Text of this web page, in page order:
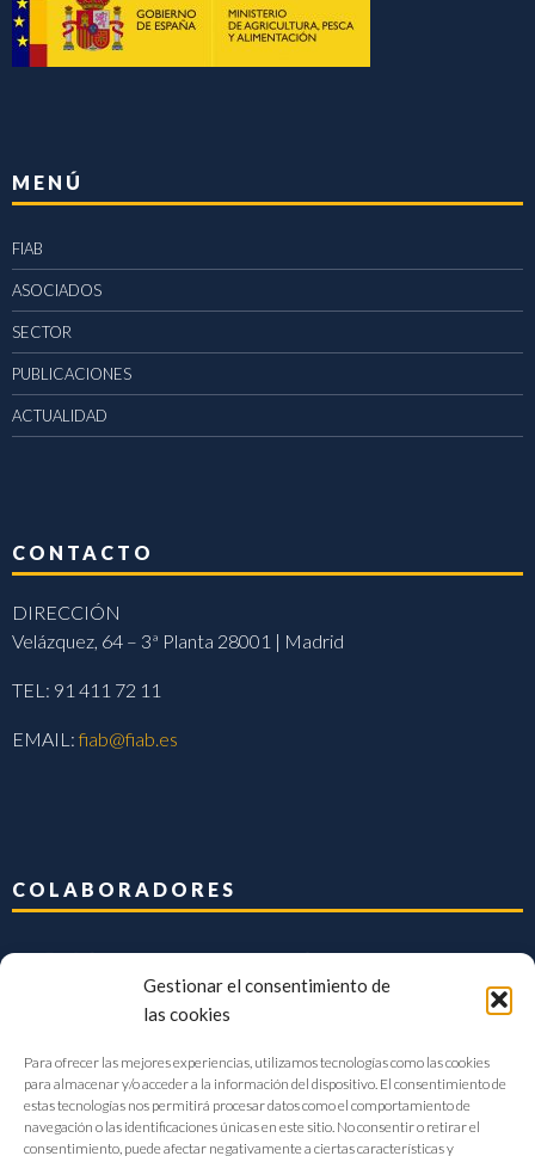
Gestionar el consentimiento de
las cookies
Para ofrecer las mejores experiencias, utilizamos tecnologías como las cookies
para almacenar y/o acceder a la información del dispositivo. El consentimiento de
estas tecnologías nos permitirá procesar datos como el comportamiento de
navegación o las identificaciones únicas en este sitio. No consentir o retirar el
consentimiento, puede afectar negativamente a ciertas características y
MENÚ
FIAB
ASOCIADOS
SECTOR
PUBLICACIONES
ACTUALIDAD
CONTACTO
DIRECCIÓN
Velázquez, 64 – 3ª Planta 28001 | Madrid
TEL: 91 411 72 11
EMAIL:fiab@fiab.es
COLABORADORES